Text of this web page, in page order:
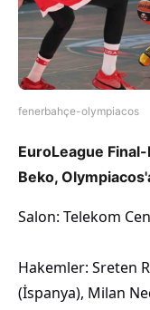
fenerbahçe-olympiacos
EuroLeague
Beko,
Salon: Telekom
Hakemler: Sreten
(İspanya), Milan